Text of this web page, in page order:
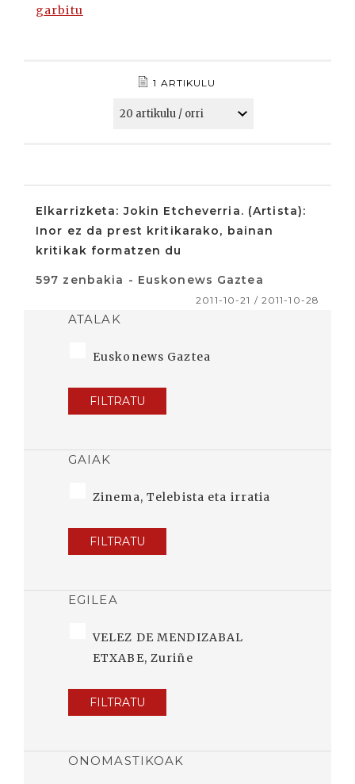
garbitu
1 ARTIKULU
Elkarrizketa: Jokin Etcheverria. (Artista):
Inor ez da prest kritikarako, bainan
kritikak formatzen du
597 zenbakia - Euskonews Gaztea
2011-10-21 / 2011-10-28
ATALAK
Euskonews Gaztea
FILTRATU
GAIAK
Zinema, Telebista eta irratia
FILTRATU
EGILEA
VELEZ DE MENDIZABAL
ETXABE, Zuriñe
FILTRATU
ONOMASTIKOAK